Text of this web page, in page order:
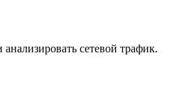
сетевой трафик.